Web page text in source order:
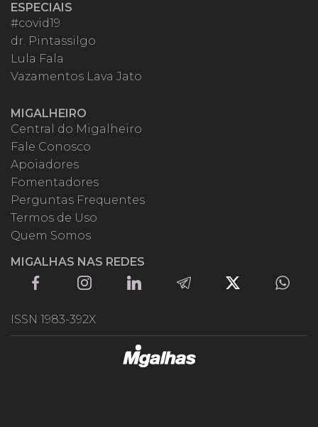
ESPECIAIS
#covid19
dr. Pintassilgo
Lula Fala
Vazamentos Lava Jato
MIGALHEIRO
Central do Migalheiro
Fale Conosco
Apoiadores
Fomentadores
Perguntas Frequentes
Termos de Uso
Quem Somos
MIGALHAS NAS REDES
ISSN 1983-392X